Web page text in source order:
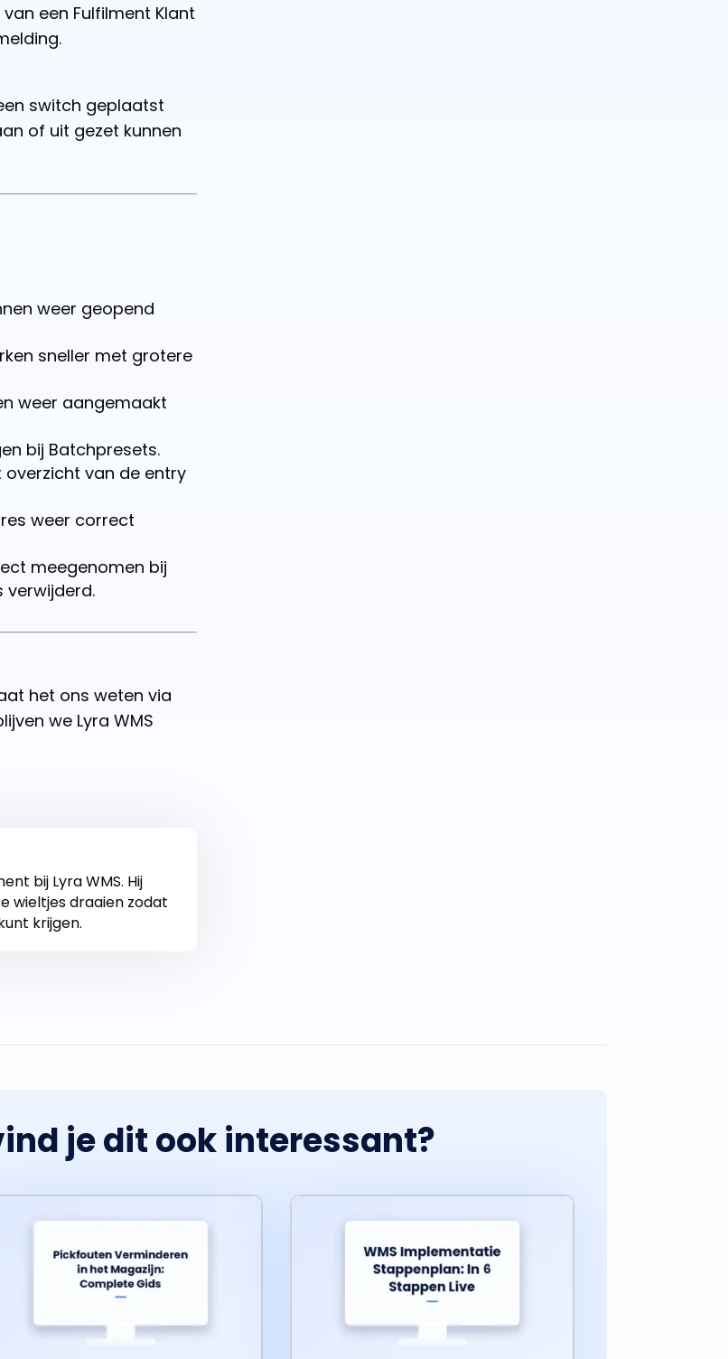
een Fulfilment Klant
switch geplaatst
of uit gezet kunnen
weer geopend
sneller met grotere
weer aangemaakt
bij Batchpresets.
van de entry
weer correct
meegenomen bij
verwijderd.
het ons weten via
we Lyra WMS
bij Lyra WMS. Hij
wieltjes draaien zodat
krijgen.
je dit ook interessant?